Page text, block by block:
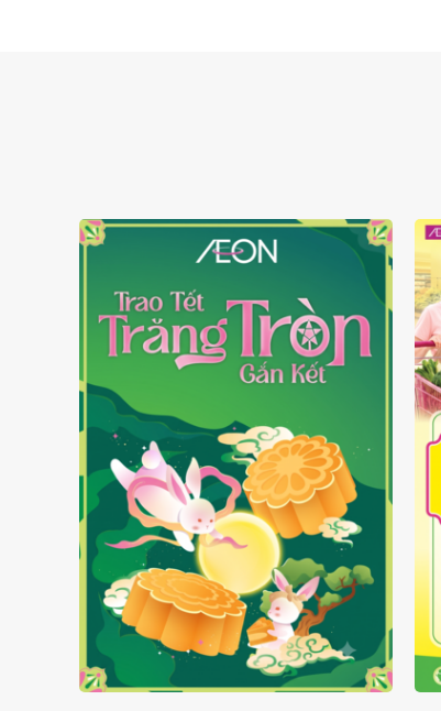
TRAO TẾT TRĂNG TRÒN GẮN